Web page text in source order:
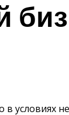
в условиях